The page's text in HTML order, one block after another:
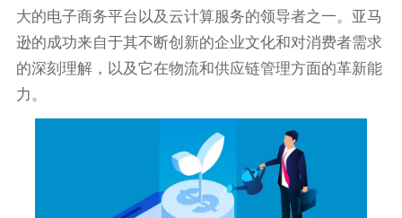
大的电子商务平台以及云计算服务的领导者之一。亚马
逊的成功来自于其不断创新的企业文化和对消费者需求
的深刻理解，以及它在物流和供应链管理方面的革新能
力。